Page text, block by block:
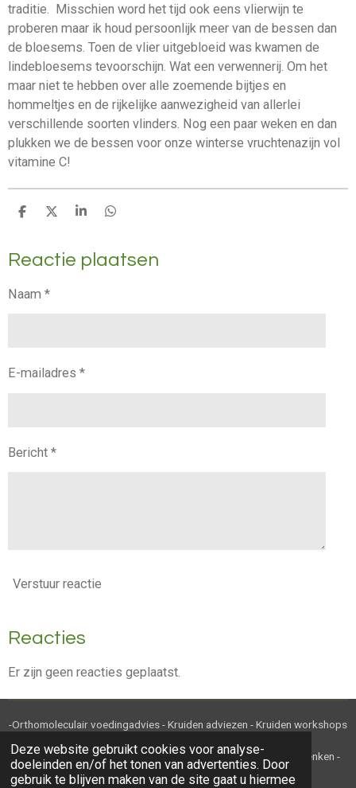
Deze website gebruikt cookies voor analyse-
doeleinden en/of het tonen van advertenties. Door
gebruik te blijven maken van de site gaat u hiermee
traditie. Misschien word het tijd ook eens vlierwijn te
proberen maar ik houd persoonlijk meer van de bessen dan
de bloesems. Toen de vlier uitgebloeid was kwamen de
lindebloesems tevoorschijn. Wat een verwennerij. Om het
maar niet te hebben over alle zoemende bijtjes en
hommeltjes en de rijkelijke aanwezigheid van allerlei
verschillende soorten vlinders. Nog een paar weken en dan
plukken we de bessen voor onze winterse vruchtenazijn vol
vitamine C!
D
e
n
D
l
S
r
e
D
e
n
Reactie plaatsen
Naam *
E-mailadres *
Bericht *
Verstuur reactie
Reacties
Er zijn geen reacties geplaatst.
-Orthomoleculair voedingadvies - Kruiden adviezen - Kruiden workshops
-Ambachtelijke kruidenbereidingen - Webwinkel - Relatiegeschenken -
Maatwerk - B2B-